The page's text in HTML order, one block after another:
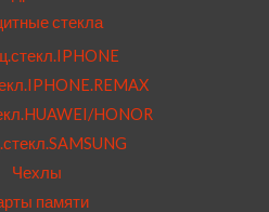
стекла
HONOR
Чехлы
памяти